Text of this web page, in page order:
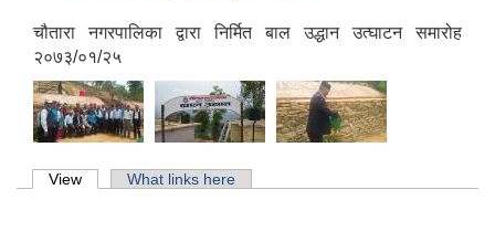
चौतारा नगरपालिका द्वारा निर्मित बाल उद्धान उत्घाटन समारोह
२०७३/०१/२५
Primary tabs
View (active tab)What links here